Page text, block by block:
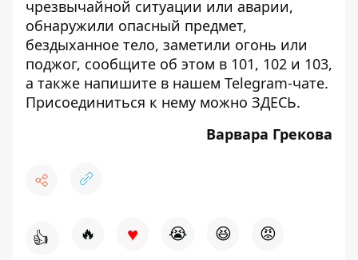
чрезвычайной ситуации или аварии,
обнаружили опасный предмет,
бездыханное тело, заметили огонь или
поджог, сообщите об этом в 101, 102 и 103,
а также напишите в нашем Telegram-чате.
Присоединиться к нему можно ЗДЕСЬ.
Варвара Грекова
👍 🔥 ♥ 😭 😆 😡